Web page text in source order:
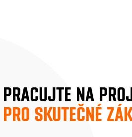
PRACUJTE NA
PRO SKUTEČNÉ